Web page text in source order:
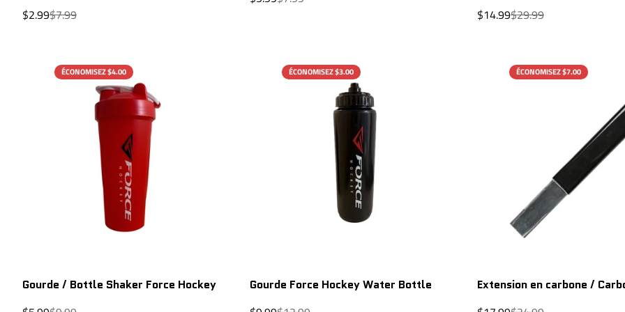
Prix
$2.99Prix
$7.99 Prix
$14.99Prix
$29.99
ÉCONOMISEZ $4.00
Gourde / Bottle Shaker Force Hockey
ÉCONOMISEZ $3.00
AJOUT RAPIDE
Gourde Force Hockey Water Bottle
ÉCONOMISEZ $7.00
Extension en carbone /